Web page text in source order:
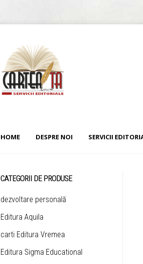
HOME DESPRE NOI SERVICII
CATEGORII DE PRODUSE
dezvoltare personală
Editura Aquila
carti Editura Vremea
Editura Sigma Educational